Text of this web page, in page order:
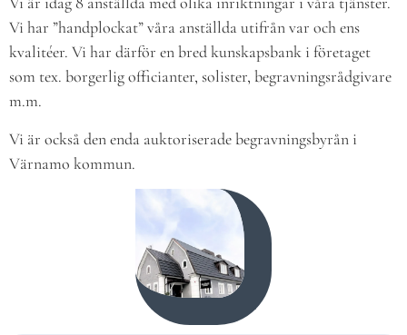
Vi har ”handplockat” våra anställda utifrån var och ens
kvalitéer. Vi har därför en bred kunskapsbank i företaget
som tex. borgerlig officianter, solister, begravningsrådgivare
m.m.
Vi är också den enda auktoriserade begravningsbyrån i
Värnamo kommun.